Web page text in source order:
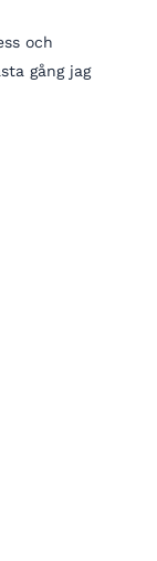
och
gång jag